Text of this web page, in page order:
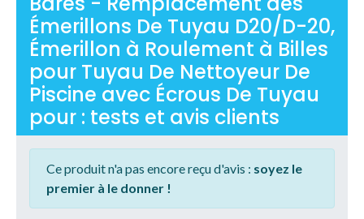
Émerillons De Tuyau D20/D-20,
Émerillon à Roulement à Billes
pour Tuyau De Nettoyeur De
Piscine avec Écrous De Tuyau
pour : tests et avis clients
Ce produit n'a pas encore reçu d'avis : soyez le
premier à le donner !